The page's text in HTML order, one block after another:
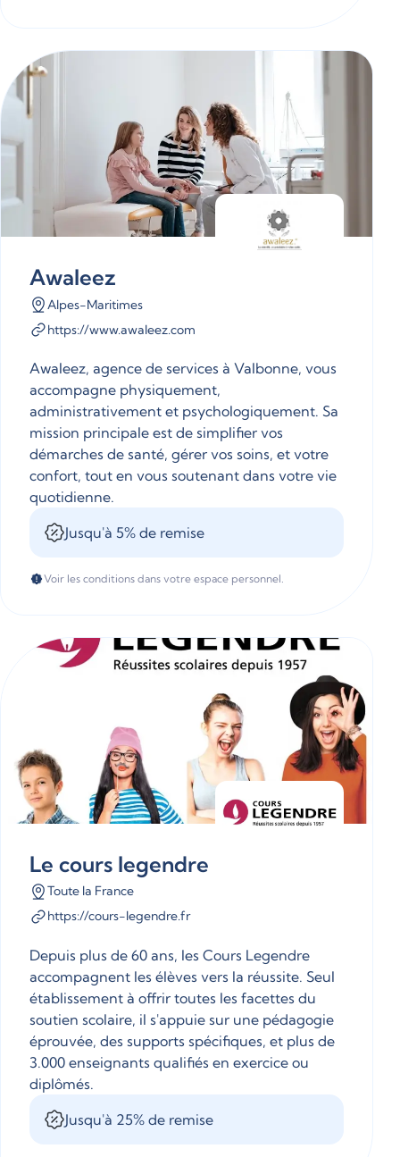
Awaleez
Alpes-Maritimes
https://www.awaleez.com
Awaleez, agence de services à Valbonne, vous
accompagne physiquement,
administrativement et psychologiquement. Sa
mission principale est de simplifier vos
démarches de santé, gérer vos soins, et votre
confort, tout en vous soutenant dans votre vie
quotidienne.
Jusqu'à 5% de remise
Voir les conditions dans votre espace personnel.
Le cours legendre
Toute la France
https://cours-legendre.fr
Depuis plus de 60 ans, les Cours Legendre
accompagnent les élèves vers la réussite. Seul
établissement à offrir toutes les facettes du
soutien scolaire, il s'appuie sur une pédagogie
éprouvée, des supports spécifiques, et plus de
3.000 enseignants qualifiés en exercice ou
diplômés.
Jusqu'à 25% de remise